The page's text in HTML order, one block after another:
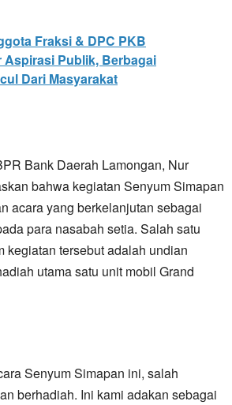
Fraksi & DPC PKB
Aspirasi Publik, Berbagai
Dari Masyarakat
Bank Daerah Lamongan, Nur
bahwa kegiatan Senyum Simapan
acara yang berkelanjutan sebagai
para nasabah setia. Salah satu
kegiatan tersebut adalah undian
utama satu unit mobil Grand
Senyum Simapan ini, salah
berhadiah. Ini kami adakan sebagai